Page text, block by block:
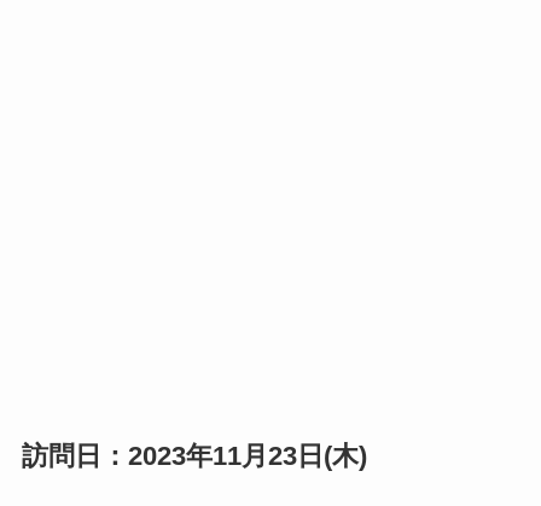
訪問日：2023年11月23日(木)